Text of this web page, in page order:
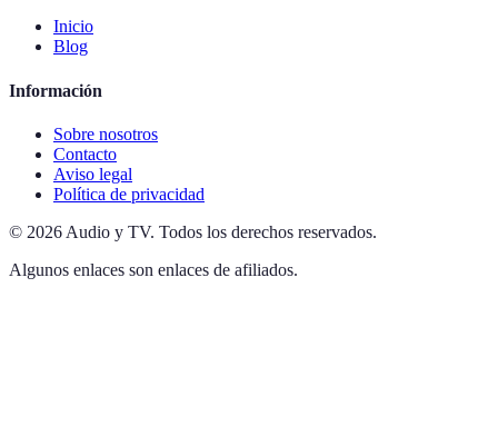
Inicio
Blog
Información
Sobre nosotros
Contacto
Aviso legal
Política de privacidad
© 2026 Audio y TV. Todos los derechos reservados.
Algunos enlaces son enlaces de afiliados.